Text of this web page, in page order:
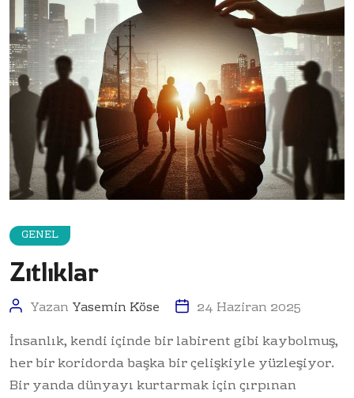
GENEL
Zıtlıklar
Yazan Yasemin Köse 24 Haziran 2025
İnsanlık, kendi içinde bir labirent gibi kaybolmuş,
her bir koridorda başka bir çelişkiyle yüzleşiyor.
Bir yanda dünyayı kurtarmak için çırpınan